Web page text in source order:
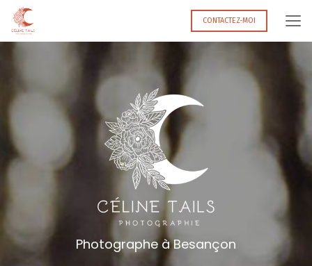
Aller
contenu
CONTACTEZ-MOI
Photographe à Besançon